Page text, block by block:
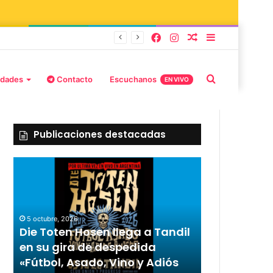
Amigos»
Contacto Escuchanos EN VIVO
Publicaciones destacadas
5 octubre, 2026
Die Toten Hosen llega a Tandil
en su gira de despedida
«Fútbol, Asado, Vino y Adiós